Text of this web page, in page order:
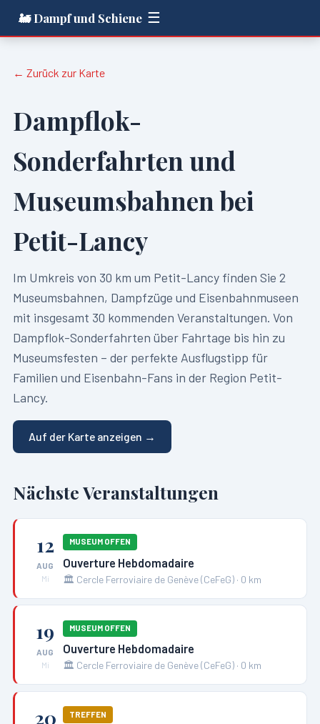
🚂 Dampf und Schiene ☰
← Zurück zur Karte
Dampflok-
Sonderfahrten und
Museumsbahnen bei
Petit-Lancy
Im Umkreis von 30 km um Petit-Lancyfinden Sie 2
Museumsbahnen, Dampfzüge und Eisenbahnmuseen
mit insgesamt 30 kommenden Veranstaltungen. Von
Dampflok-Sonderfahrten über Fahrtage bis hin zu
Museumsfesten – der perfekte Ausflugstipp für
Familien und Eisenbahn-Fans in der Region Petit-
Lancy.
Auf der Karte anzeigen →
Nächste Veranstaltungen
12
AUG
Mi
MUSEUM OFFEN
Ouverture Hebdomadaire
🏛️ Cercle Ferroviaire de Genève (CeFeG) · 0 km
19
AUG
Mi
MUSEUM OFFEN
Ouverture Hebdomadaire
🏛️ Cercle Ferroviaire de Genève (CeFeG) · 0 km
20 TREFFEN